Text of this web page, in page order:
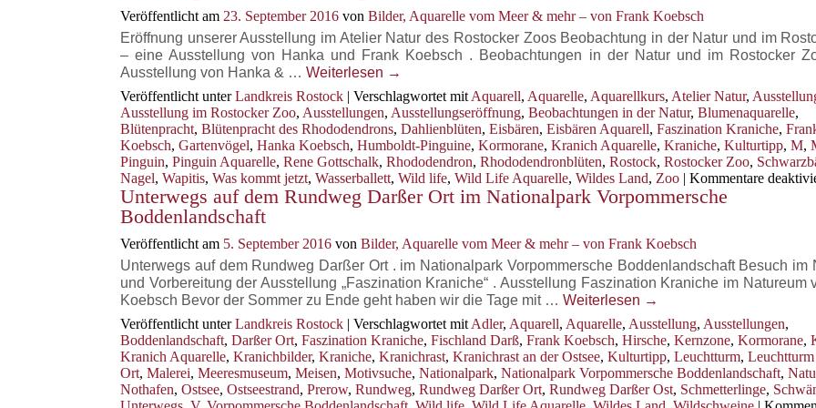
am
Darßer
Ort
Veröffentlicht am 23. September 2016 von Bilder, Aquarelle vom Meer & mehr – von Frank Koebsch
Eröffnung unserer Ausstellung im Atelier Natur des Rostocker Zoos Beobachtung in der Natur und im
– eine Ausstellung von Hanka und Frank Koebsch . Beobachtungen in der Natur und im Rostocker
Ausstellung von Hanka & … Weiterlesen →
Veröffentlicht unter Landkreis Rostock | Verschlagwortet mit Aquarell, Aquarelle, Aquarellkurs, Atelier Natur,
Ausstellung im Rostocker Zoo, Ausstellungen, Ausstellungseröffnung, Beobachtungen in der Natur, Blumenaquarelle,
Blütenpracht, Blütenpracht des Rhododendrons, Dahlienblüten, Eisbären, Eisbären Aquarell, Faszination Kraniche,
Koebsch, Gartenvögel, Hanka Koebsch, Humboldt-Pinguine, Kormorane, Kranich Aquarelle, Kraniche, Kulturtipp, M,
Pinguin, Pinguin Aquarelle, Rene Gottschalk, Rhododendron, Rhododendronblüten, Rostock, Rostocker Zoo,
Nagel, Wapitis, Was kommt jetzt, Wasserballett, Wild life, Wild Life Aquarelle, Wildes Land, Zoo | Kommentare
Unterwegs auf dem Rundweg Darßer Ort im Nationalpark Vorpommersche
Boddenlandschaft
Veröffentlicht am 5. September 2016 von Bilder, Aquarelle vom Meer & mehr – von Frank Koebsch
Unterwegs auf dem Rundweg Darßer Ort . im Nationalpark Vorpommersche Boddenlandschaft Besuch im
und Vorbereitung der Ausstellung „Faszination Kraniche“ . Ausstellung Faszination Kraniche im Natureum
Koebsch Bevor der Sommer zu Ende geht haben wir die Tage mit … Weiterlesen →
Veröffentlicht unter Landkreis Rostock | Verschlagwortet mit Adler, Aquarell, Aquarelle, Ausstellung, Ausstellungen,
Boddenlandschaft, Darßer Ort, Faszination Kraniche, Fischland Darß, Frank Koebsch, Hirsche, Kernzone, Kormorane,
Kranich Aquarelle, Kranichbilder, Kraniche, Kranichrast, Kranichrast an der Ostsee, Kulturtipp, Leuchtturm,
Ort, Malerei, Meeresmuseum, Meisen, Motivsuche, Nationalpark, Nationalpark Vorpommersche Boddenlandschaft,
Nothafen, Ostsee, Ostseestrand, Prerow, Rundweg, Rundweg Darßer Ort, Rundweg Darßer Ost, Schmetterlinge,